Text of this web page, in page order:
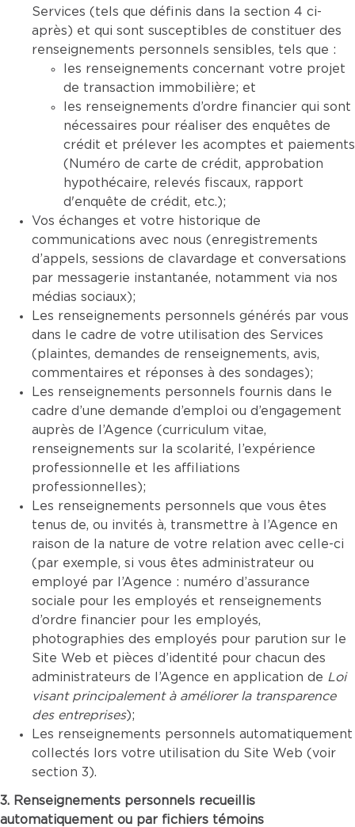
Services (tels que définis dans la section 4 ci-
après) et qui sont susceptibles de constituer des
renseignements personnels sensibles, tels que :
les renseignements concernant votre projet
de transaction immobilière; et
les renseignements d’ordre financier qui sont
nécessaires pour réaliser des enquêtes de
crédit et prélever les acomptes et paiements
(Numéro de carte de crédit, approbation
hypothécaire, relevés fiscaux, rapport
d'enquête de crédit, etc.);
Vos échanges et votre historique de
communications avec nous (enregistrements
d’appels, sessions de clavardage et conversations
par messagerie instantanée, notamment via nos
médias sociaux);
Les renseignements personnels générés par vous
dans le cadre de votre utilisation des Services
(plaintes, demandes de renseignements, avis,
commentaires et réponses à des sondages);
Les renseignements personnels fournis dans le
cadre d’une demande d’emploi ou d’engagement
auprès de l’Agence (curriculum vitae,
renseignements sur la scolarité, l’expérience
professionnelle et les affiliations
professionnelles);
Les renseignements personnels que vous êtes
tenus de, ou invités à, transmettre à l’Agence en
raison de la nature de votre relation avec celle-ci
(par exemple, si vous êtes administrateur ou
employé par l’Agence : numéro d’assurance
sociale pour les employés et renseignements
d’ordre financier pour les employés,
photographies des employés pour parution sur le
Site Web et pièces d’identité pour chacun des
administrateurs de l’Agence en application de Loi
visant principalement à améliorer la transparence
des entreprises);
Les renseignements personnels automatiquement
collectés lors votre utilisation du Site Web (voir
section 3).
3. Renseignements personnels recueillis
automatiquement ou par fichiers témoins